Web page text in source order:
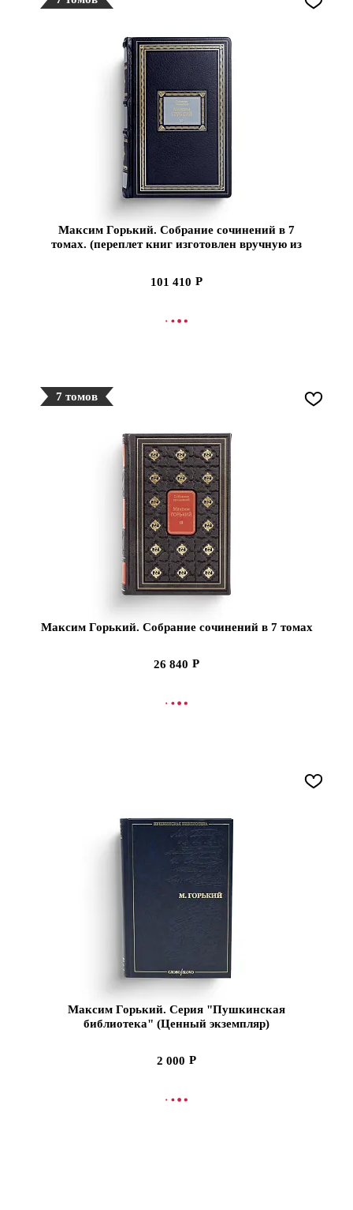
Максим Горький. Собрание сочинений в 7
томах. (переплет книг изготовлен вручную из
101 410
СООБЩИТЬ О ПОСТУПЛЕНИИ
7 томов
Максим Горький. Собрание сочинений в 7 томах
26 840
СООБЩИТЬ О ПОСТУПЛЕНИИ
Максим Горький. Серия "Пушкинская
библиотека" (Ценный экземпляр)
2 000
СООБЩИТЬ О ПОСТУПЛЕНИИ